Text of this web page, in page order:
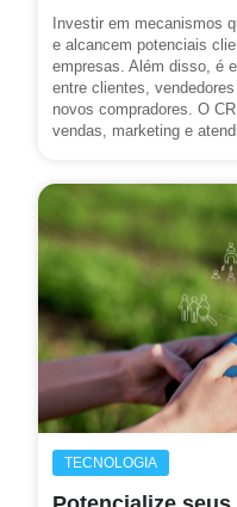
Investir em mecanismos
e alcancem potenciais
empresas. Além disso, é
entre clientes,
novos compradores. O
vendas, marketing e
TECNOLOGIA